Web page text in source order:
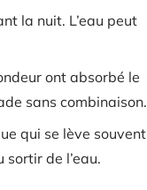
la nuit. L’eau peut
ont absorbé le
sans combinaison.
qui se lève souvent
de l’eau.